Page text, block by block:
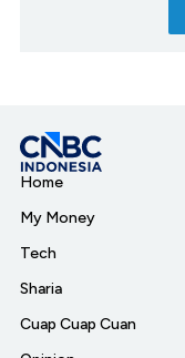
Home
My Money
Tech
Sharia
Cuap Cuap Cuan